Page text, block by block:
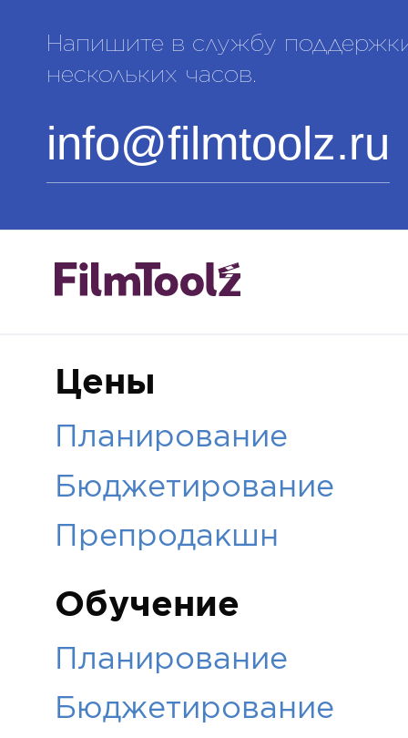
Напишите в службу
нескольких часов.
info@filmtoolz.ru
Цены
Планирование
Бюджетирование
Препродакшн
Обучение
Планирование
Бюджетирование